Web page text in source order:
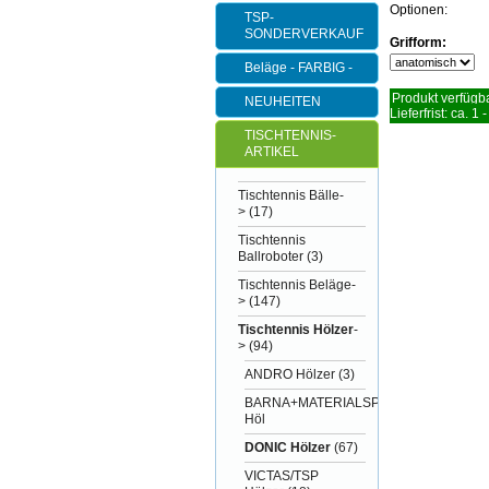
Optionen:
Grifform:
Produkt
Lieferfrist: ca. 1
TSP-
SONDERVERKAUF
Beläge - FARBIG -
NEUHEITEN
TISCHTENNIS-
ARTIKEL
Tischtennis Bälle-
> (17)
Tischtennis
Ballroboter (3)
Tischtennis Beläge-
> (147)
Tischtennis Hölzer-
> (94)
ANDRO Hölzer (3)
BARNA+MATERIALSPEZI
Höl
DONIC Hölzer (67)
VICTAS/TSP